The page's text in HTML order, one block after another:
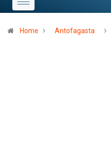
Home Antofagasta